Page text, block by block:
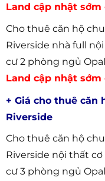
Land cập nhật sớm
Cho thuê căn hộ
Riverside nhà full
cư 2 phòng ngủ
Land cập nhật sớm
+ Giá cho thuê căn
Riverside
Cho thuê căn hộ
Riverside nội thất
cư 3 phòng ngủ